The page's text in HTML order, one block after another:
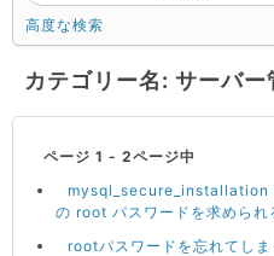
高度な検索
カテゴリー名: サーバー
ページ 1 - 2ページ中
mysql_secure_installation
の root パスワードを求められ
rootパスワードを忘れてしま